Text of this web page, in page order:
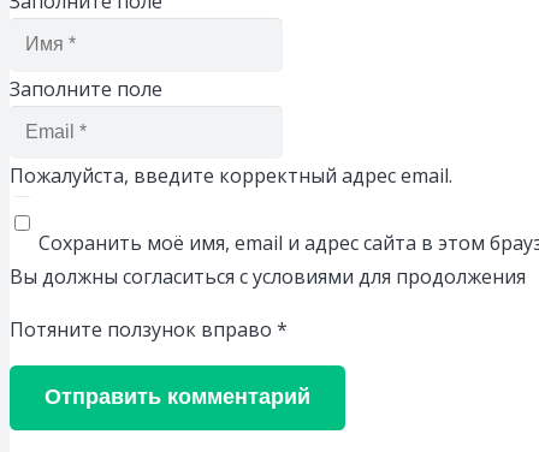
Заполните поле
Пожалуйста, введите корректный адрес email.
Сохранить моё имя, email и адрес сайта в этом
Вы должны согласиться с условиями для продолжения
Потяните ползунок вправо *
Отправить комментарий